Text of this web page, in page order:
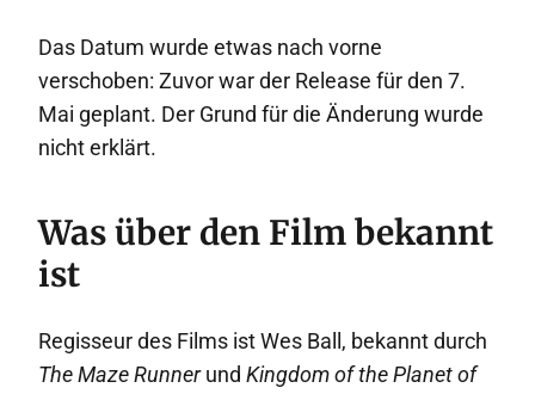
Das Datum wurde etwas nach vorne
verschoben: Zuvor war der Release für den 7.
Mai geplant. Der Grund für die Änderung wurde
nicht erklärt.
Was über den Film bekannt
ist
Regisseur des Films ist Wes Ball, bekannt durch
The Maze Runnerund Kingdom of the Planet of